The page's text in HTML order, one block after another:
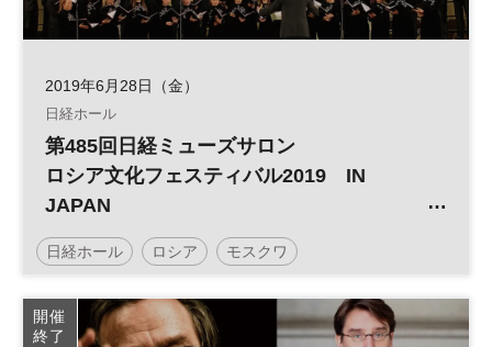
2019年6月28日（金）
日経ホール
第485回日経ミューズサロン
ロシア文化フェスティバル2019 IN
JAPAN
国立モスクワ音楽院室内合唱団 巨匠テヴ
リンの愛弟子A.ソロヴィヨフ指揮
日経ホール ロシア モスクワ
日経ミューズサロン
コンサート
開催
終了